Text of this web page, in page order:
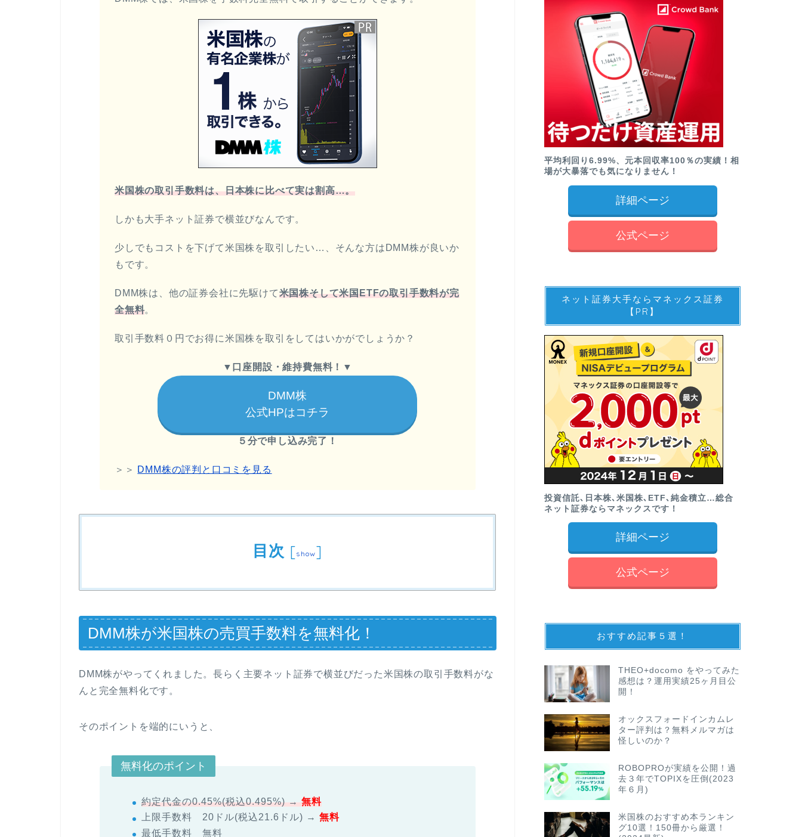
米国株の取引手数料は、日本株に比べて実は割高…。
しかも大手ネット証券で横並びなんです。
少しでもコストを下げて米国株を取引したい…、そんな方はDMM株が良いか
もです。
DMM株は、他の証券会社に先駆けて米国株そして米国ETFの取引手数料が完
全無料。
取引手数料０円でお得に米国株を取引をしてはいかがでしょうか？
▼ 口座開設・維持費無料！ ▼
DMM株
公式HPはコチラ
５分で申し込み完了！
＞＞ DMM株の評判と口コミを見る
目次 [show]
DMM株が米国株の売買手数料を無料化！
DMM株がやってくれました。長らく主要ネット証券で横並びだった米国株の取引手数料がな
んと完全無料化です。
そのポイントを端的にいうと、
無料化のポイント
約定代金の0.45%(税込0.495%) → 無料
上限手数料 20ドル(税込21.6ドル) → 無料
最低手数料 無料
平均利回り6.99%、元本回収率100％の実績！相
場が大暴落でも気になりません！
詳細ページ
公式ページ
ネット証券大手ならマネックス証券
【PR】
投資信託､日本株､米国株､ETF､純金積立…総合
ネット証券ならマネックスです！
詳細ページ
公式ページ
おすすめ記事５選！
THEO+docomo をやってみた
感想は？運用実績25ヶ月目公
開！
オックスフォードインカムレ
ター評判は？無料メルマガは
怪しいのか？
ROBOPROが実績を公開！過
去３年でTOPIXを圧倒(2023
年６月)
米国株のおすすめ本ランキン
グ10選！150冊から厳選！